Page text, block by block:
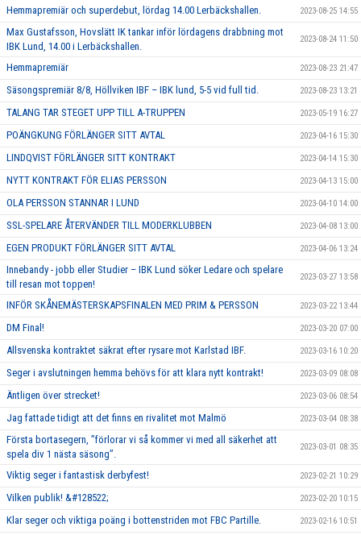
Hemmapremiär och superdebut, lördag 14.00 Lerbäckshallen. 2023-08-25 14:55
Max Gustafsson, Hovslätt IK tankar inför lördagens drabbning mot
IBK Lund, 14.00 i Lerbäckshallen.
2023-08-24 11:50
Hemmapremiär 2023-08-23 21:47
Säsongspremiär 8/8, Höllviken IBF – IBK lund, 5-5 vid full tid. 2023-08-23 13:21
TALANG TAR STEGET UPP TILL A-TRUPPEN 2023-05-19 16:27
POÄNGKUNG FÖRLÄNGER SITT AVTAL 2023-04-16 15:30
LINDQVIST FÖRLÄNGER SITT KONTRAKT 2023-04-14 15:30
NYTT KONTRAKT FÖR ELIAS PERSSON 2023-04-13 15:00
OLA PERSSON STANNAR I LUND 2023-04-10 14:00
SSL-SPELARE ÅTERVÄNDER TILL MODERKLUBBEN 2023-04-08 13:00
EGEN PRODUKT FÖRLÄNGER SITT AVTAL 2023-04-06 13:24
Innebandy - jobb eller Studier – IBK Lund söker Ledare och spelare
till resan mot toppen!
2023-03-27 13:58
INFÖR SKÅNEMÄSTERSKAPSFINALEN MED PRIM & PERSSON 2023-03-22 13:44
DM Final! 2023-03-20 07:00
Allsvenska kontraktet säkrat efter rysare mot Karlstad IBF. 2023-03-16 10:20
Seger i avslutningen hemma behövs för att klara nytt kontrakt! 2023-03-09 08:08
Äntligen över strecket! 2023-03-06 08:54
Jag fattade tidigt att det finns en rivalitet mot Malmö 2023-03-04 08:38
Första bortasegern, ’’förlorar vi så kommer vi med all säkerhet att
spela div 1 nästa säsong’’.
2023-03-01 08:35
Viktig seger i fantastisk derbyfest! 2023-02-21 10:29
Vilken publik! &#128522; 2023-02-20 10:15
Klar seger och viktiga poäng i bottenstriden mot FBC Partille. 2023-02-16 10:51